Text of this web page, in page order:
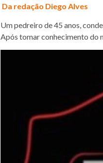
Da redação Diego Alves
Um pedreiro de 45 anos,
Após tomar conhecimento do